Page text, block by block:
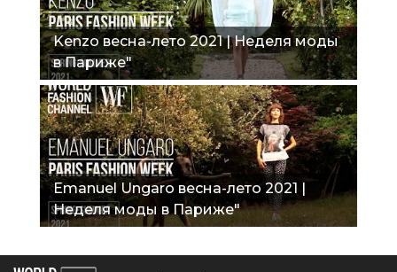
Kenzo весна-лето 2021 | Неделя моды
в Париже"
Emanuel Ungaro весна-лето 2021 |
Неделя моды в Париже"